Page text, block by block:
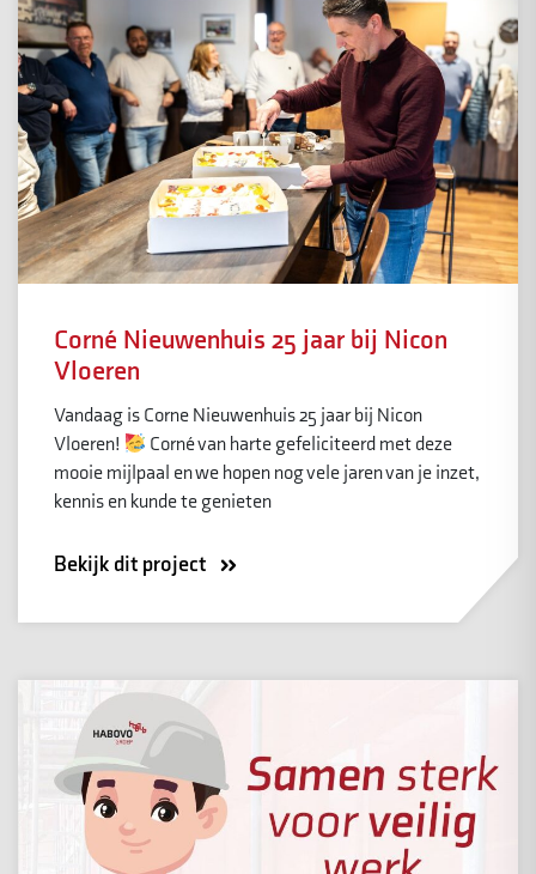
Corné Nieuwenhuis 25 jaar bij Nicon
Vloeren
Vandaag is Corne Nieuwenhuis 25 jaar bij Nicon
Vloeren!
Corné van harte gefeliciteerd met deze
mooie mijlpaal en we hopen nog vele jaren van je inzet,
kennis en kunde te genieten
Bekijk dit project